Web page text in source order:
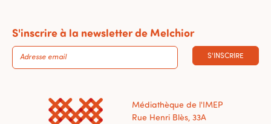
S'inscrire à la newsletter de Melchior
S'INSCRIRE
Médiathèque de l'IMEP
Rue Henri Blès, 33A